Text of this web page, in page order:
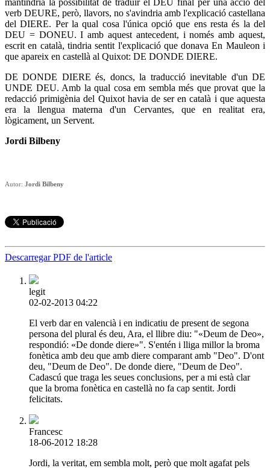
verb DEURE, però, llavors, no s'avindria amb l'explicació castellana
del DIERE. Per la qual cosa l'única opció que ens resta és la del
DEU = DONEU. I amb aquest antecedent, i només amb aquest,
escrit en català, tindria sentit l'explicació que donava En Mauleon i
que apareix en castellà al Quixot: DE DONDE DIERE.
DE DONDE DIERE és, doncs, la traducció inevitable d'un DE
UNDE DEU. Amb la qual cosa em sembla més que provat que la
redacció primigènia del Quixot havia de ser en català i que aquesta
era la llengua materna d'un Cervantes, que en realitat era,
lògicament, un Servent.
Jordi Bilbeny
Autor: Jordi Bilbeny
Descarregar PDF de l'article
legit
02-02-2013 04:22
El verb dar en valencià i en indicatiu de present de segona
persona del plural és deu, Ara, el llibre diu: "«Deum de Deo»,
respondió: «De donde diere»". S'entén i lliga millor la broma
fonètica amb deu que amb diere comparant amb "Deo". D'ont
deu, "Deum de Deo". De donde diere, "Deum de Deo".
Cadascú que traga les seues conclusions, per a mi està clar
que la broma fonètica en castellà no fa cap sentit. Jordi
felicitats.
Francesc
18-06-2012 18:28
Jordi, la veritat, em sembla molt, però que molt agafat pels